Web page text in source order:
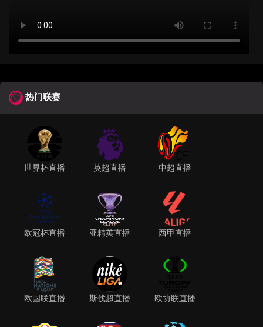
热门联赛
世界杯直播 英超直播 中超直播
欧冠杯直播 亚精英直播 西甲直播
欧国联直播 斯伐超直播 欧协联直播